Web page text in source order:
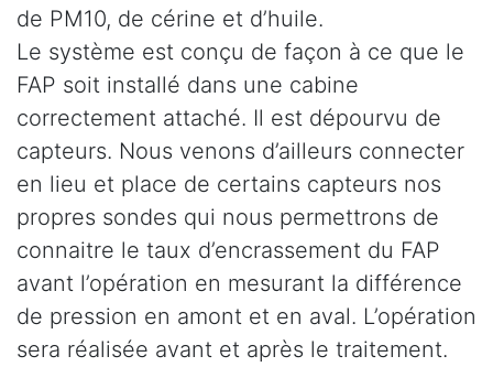
de PM10, de cérine et d’huile.
Le système est conçu de façon à ce que le
FAP soit installé dans une cabine
correctement attaché. Il est dépourvu de
capteurs. Nous venons d’ailleurs connecter
en lieu et place de certains capteurs nos
propres sondes qui nous permettrons de
connaitre le taux d’encrassement du FAP
avant l’opération en mesurant la différence
de pression en amont et en aval. L’opération
sera réalisée avant et après le traitement.